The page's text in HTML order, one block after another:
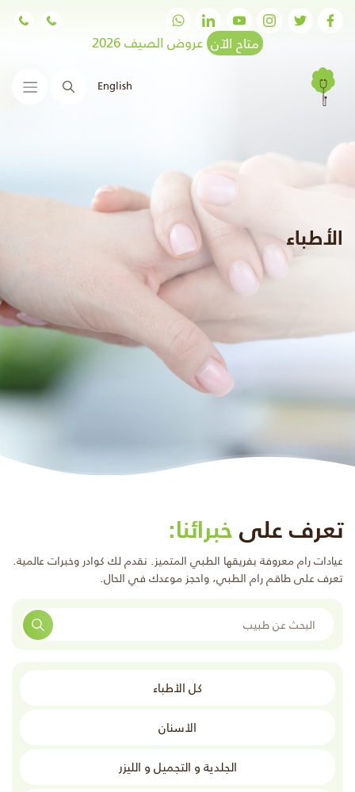
متاح الآن عروض الصيف 2026
English البحث
الأطباء
تعرف علىخبرائنا:
عيادات رام معروفة بفريقها الطبي المتميز. نقدم لك كوادر وخبرات عالمية.
تعرف على طاقم رام الطبي، واحجز موعدك في الحال.
البحث
كل الأطباء
الأسنان
الجلدية و التجميل و الليزر